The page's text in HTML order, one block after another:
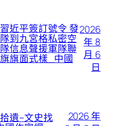
近平簽訂號令 發
到九宮格私密空
信息聲援軍隊聯
旗面式樣_中國
2026
年 8
月 6
日
遺–文史找
2026 年